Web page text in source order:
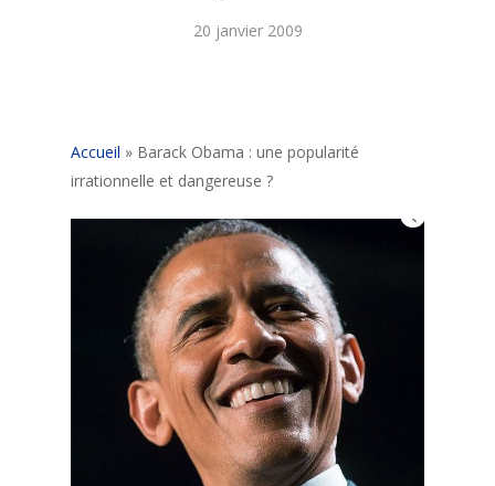
20 janvier 2009
Accueil » Barack Obama : une popularité
irrationnelle et dangereuse ?